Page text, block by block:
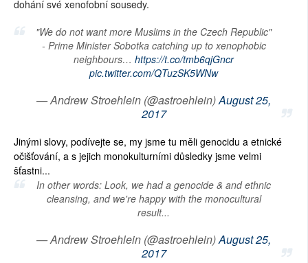
dohání své xenofobní sousedy.
"We do not want more Muslims in the Czech Republic"
- Prime Minister Sobotka catching up to xenophobic
neighbours… https://t.co/tmb6qjGncr
pic.twitter.com/QTuzSK5WNw
— Andrew Stroehlein (@astroehlein)August 25,
2017
Jinými slovy, podívejte se, my jsme tu měli genocidu a etnické
očišťování, a s jejich monokulturními důsledky jsme velmi
šťastni...
In other words: Look, we had a genocide & and ethnic
cleansing, and we're happy with the monocultural
result...
— Andrew Stroehlein (@astroehlein)August 25,
2017